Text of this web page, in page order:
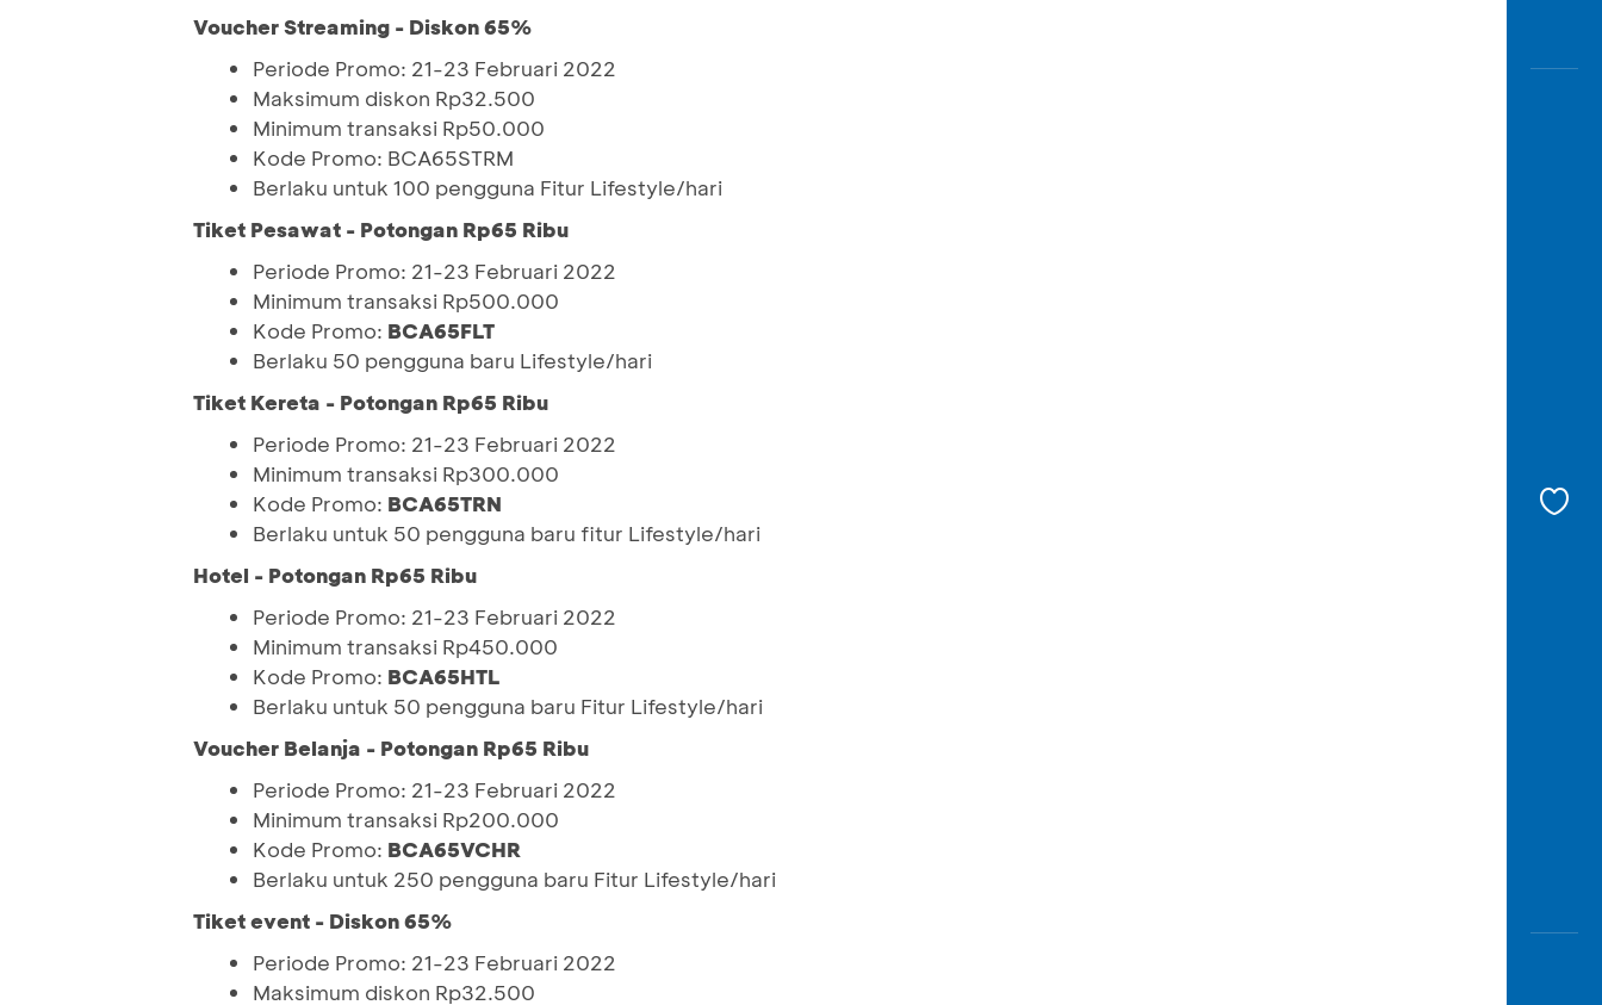
Voucher Streaming - Diskon 65%
Periode Promo: 21-23 Februari 2022
Maksimum diskon Rp32.500
Minimum transaksi Rp50.000
Kode Promo: BCA65STRM
Berlaku untuk 100 pengguna Fitur Lifestyle/hari
Tiket Pesawat - Potongan Rp65 Ribu
Periode Promo: 21-23 Februari 2022
Minimum transaksi Rp500.000
Kode Promo: BCA65FLT
Berlaku 50 pengguna baru Lifestyle/hari
Tiket Kereta - Potongan Rp65 Ribu
Periode Promo: 21-23 Februari 2022
Minimum transaksi Rp300.000
Kode Promo: BCA65TRN
Berlaku untuk 50 pengguna baru fitur Lifestyle/hari
Hotel - Potongan Rp65 Ribu
Periode Promo: 21-23 Februari 2022
Minimum transaksi Rp450.000
Kode Promo: BCA65HTL
Berlaku untuk 50 pengguna baru Fitur Lifestyle/hari
Voucher Belanja - Potongan Rp65 Ribu
Periode Promo: 21-23 Februari 2022
Minimum transaksi Rp200.000
Kode Promo: BCA65VCHR
Berlaku untuk 250 pengguna baru Fitur Lifestyle/hari
Tiket event - Diskon 65%
Periode Promo: 21-23 Februari 2022
Maksimum diskon Rp32.500